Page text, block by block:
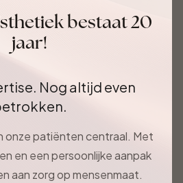
Dat kan ook!
bestaat 20
jaar!
Nog altijd even
onze patiënten centraal. Met
en een persoonlijke aanpak
aan zorg op mensenmaat.